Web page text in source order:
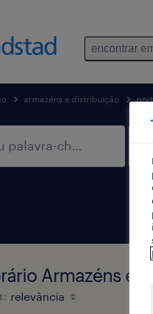
encontrar
armazéns e distribuição
Armazéns e